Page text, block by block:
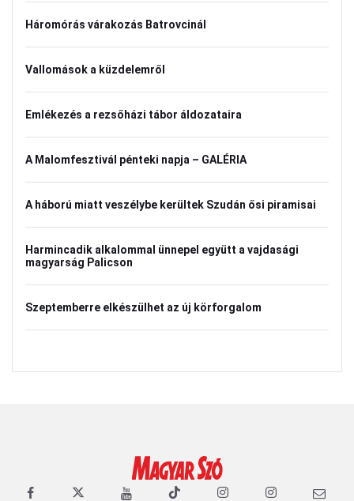
Háromórás várakozás Batrovcinál
Vallomások a küzdelemről
Emlékezés a rezsőházi tábor áldozataira
A Malomfesztivál pénteki napja – GALÉRIA
A háború miatt veszélybe kerültek Szudán ősi piramisai
Harmincadik alkalommal ünnepel együtt a vajdasági
magyarság Palicson
Szeptemberre elkészülhet az új körforgalom